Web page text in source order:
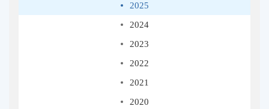
2025
2024
2023
2022
2021
2020